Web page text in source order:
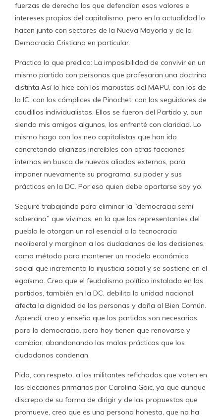
fuerzas de derecha las que defendían esos valores e
intereses propios del capitalismo, pero en la actualidad lo
hacen junto con sectores de la Nueva Mayoría y de la
Democracia Cristiana en particular.
Practico lo que predico: La imposibilidad de convivir en un
mismo partido con personas que profesaran una doctrina
distinta Así lo hice con los marxistas del MAPU, con los de
la IC, con los cómplices de Pinochet, con los seguidores de
caudillos individualistas. Ellos se fueron del Partido y, aun
siendo mis amigos algunos, los enfrenté con claridad. Lo
mismo hago con los neo capitalistas que han ido
concretando alianzas increíbles con otras facciones
internas en busca de nuevos aliados externos, para
imponer nuevamente su programa, su poder y sus
prácticas en la DC. Por eso quien debe apartarse soy yo.
Seguiré trabajando para eliminar la “democracia semi
soberana” que vivimos, en la que los representantes del
pueblo le otorgan un rol esencial a la tecnocracia
neoliberal y marginan a los ciudadanos de las decisiones,
como método para mantener un modelo económico
social que incrementa la injusticia social y se sostiene en el
egoísmo. Creo que el feudalismo político instalado en los
partidos, también en la DC, debilita la unidad nacional,
afecta la dignidad de las personas y daña al Bien Común.
Aprendí, creo y enseño que los partidos son necesarios
para la democracia, pero hoy tienen que renovarse y
cambiar, abandonando las malas prácticas que los
ciudadanos condenan.
Pido, con respeto, a los militantes refichados que voten en
las elecciones primarias por Carolina Goic, ya que aunque
discrepo de su forma de dirigir y de las propuestas que
promueve, creo que es una persona honesta, que no ha